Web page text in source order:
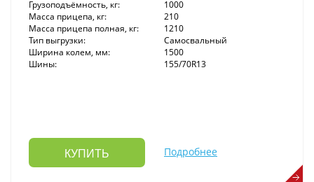
Грузоподъёмность, кг:
1000
Масса прицепа, кг:
210
Масса прицепа полная, кг:
1210
Тип выгрузки:
Самосвальный
Ширина колем, мм:
1500
Шины:
155/70R13
КУПИТЬ Подробнее